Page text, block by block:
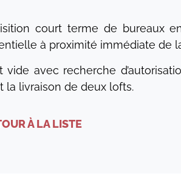
court terme de bureaux
à proximité immédiate de
vide avec recherche
la livraison de deux lofts.
À LA LISTE